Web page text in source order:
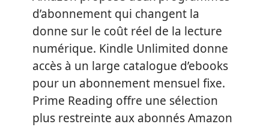
d’abonnement qui changent la
donne sur le coût réel de la lecture
numérique. Kindle Unlimited donne
accès à un large catalogue d’ebooks
pour un abonnement mensuel fixe.
Prime Reading offre une sélection
plus restreinte aux abonnés Amazon